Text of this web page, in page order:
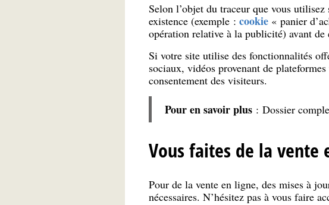
Selon l’objet du traceur que vous
existence (exemple : cookie« panier
opération relative à la publicité) avant
Si votre site utilise des fonctionnalités
sociaux, vidéos provenant de
consentement des visiteurs.
Pour en savoir plus: Dossier
Vous faites de la vente
Pour de la vente en ligne, des mises à
nécessaires. N’hésitez pas à vous faire